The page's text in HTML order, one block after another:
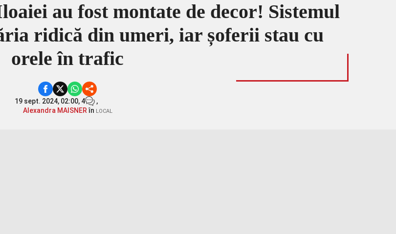
au fost montate de decor! Sistemul
ridică din umeri, iar șoferii stau cu
orele în trafic
19 sept. 2024, 02:00, 4
,
Alexandra MAISNERîn LOCAL